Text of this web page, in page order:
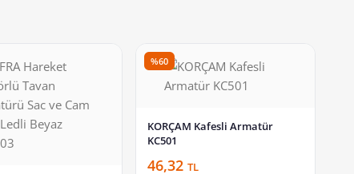
%60
KORÇAM Kafesli Armatür
KC501
46,32TL